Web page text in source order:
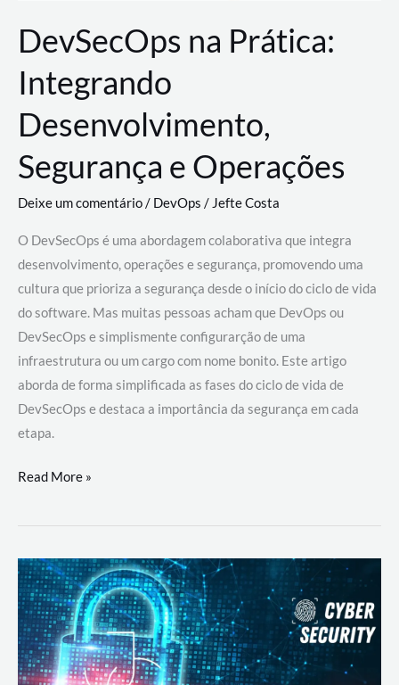
DevSecOps na Prática:
Integrando
Desenvolvimento,
Segurança e Operações
Deixe um comentário/ DevOps /Jefte Costa
O DevSecOps é uma abordagem colaborativa que integra
desenvolvimento, operações e segurança, promovendo uma
cultura que prioriza a segurança desde o início do ciclo de vida
do software. Mas muitas pessoas acham que DevOps ou
DevSecOps e simplismente configurarção de uma
infraestrutura ou um cargo com nome bonito. Este artigo
aborda de forma simplificada as fases do ciclo de vida de
DevSecOps e destaca a importância da segurança em cada
etapa.
DevSecOps
Prática:
Desenvolvimento,
Segurança
e
Operações
Read More »